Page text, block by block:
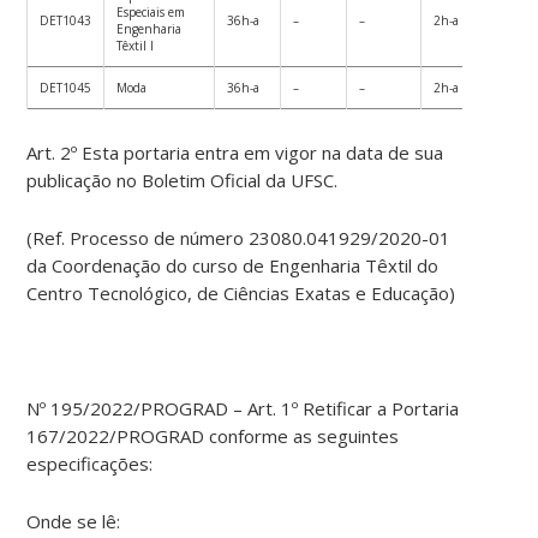
DET1043
Especiais em
Engenharia
Têxtil I
36h-a – – 2h-a
DET1045 Moda 36h-a – – 2h-a
Art. 2º Esta portaria entra em vigor na data de sua
publicação no Boletim Oficial da UFSC.
(Ref. Processo de número 23080.041929/2020-01
da Coordenação do curso de Engenharia Têxtil do
Centro Tecnológico, de Ciências Exatas e Educação)
Nº 195/2022/PROGRAD – Art. 1º Retificar a Portaria
167/2022/PROGRAD conforme as seguintes
especificações:
Onde se lê: